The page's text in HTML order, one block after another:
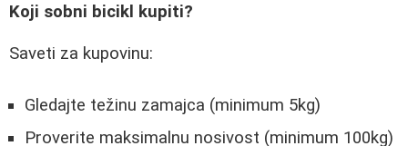
Koji sobni bicikl kupiti?
Saveti za kupovinu:
Gledajte težinu zamajca (minimum 5kg)
Proverite maksimalnu nosivost (minimum 100kg)